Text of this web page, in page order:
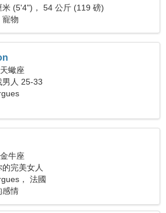
米 (5'4")， 54 公斤 (119 磅)
寵物
蠍座
男人 25-33
牛座
完美女人
， 法國
感情